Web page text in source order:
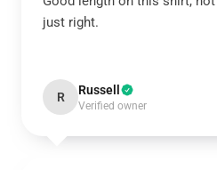
just right.
R Russell
Verified owner